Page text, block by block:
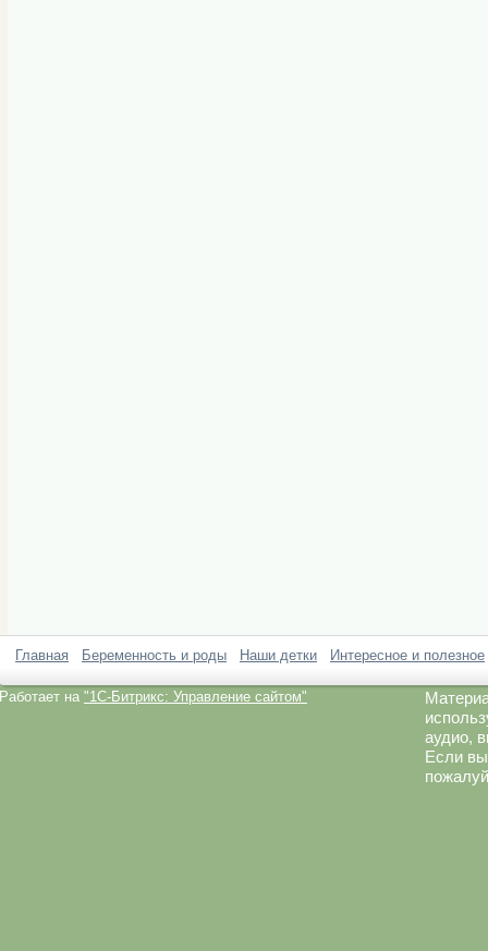
Главная Беременность и роды Наши детки Интересное и полезное
Работает на "1C-Битрикс: Управление сайтом"
аудио,
Если вы